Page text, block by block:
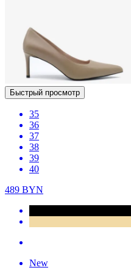
Быстрый просмотр
35
36
37
38
39
40
489 BYN
New